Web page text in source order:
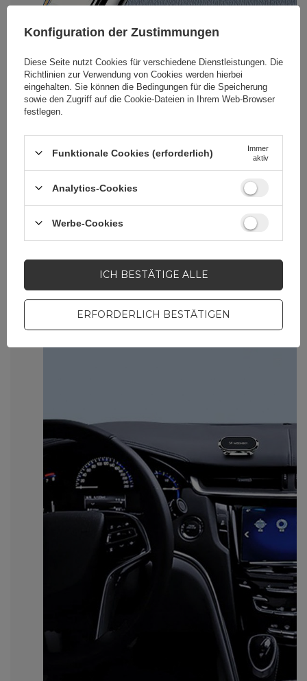
Kleine Handyhalterung für das
Armaturenbrett
Halterung Wozinsky WMH-06.Ihre
kompakte Größe gewährleistet freie
moderne Design, das besonders
Besitzer moderner Autos zu schätzen
wissen. Die Halterung Wozinsky ist klein
Armaturenbrett unauffällig zu wirken.
Konfiguration der Zustimmungen
Diese Seite nutzt Cookies für verschiedene Dienstleistungen. Die
Richtlinien zur Verwendung von Cookies werden hierbei
eingehalten. Sie können die Bedingungen für die Speicherung
sowie den Zugriff auf die Cookie-Dateien in Ihrem Web-Browser
festlegen.
Funktionale Cookies (erforderlich)
Immer
aktiv
Analytics-Cookies
Werbe-Cookies
ERFORDERLICH BESTÄTIGEN
ICH BESTÄTIGE ALLE